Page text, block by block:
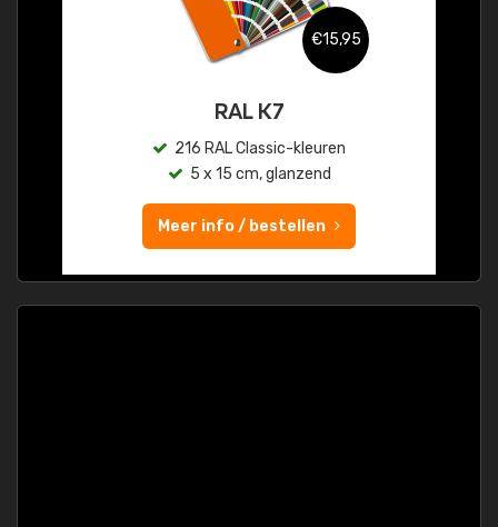
€15,95
RAL K7
216 RAL Classic-kleuren
5 x 15 cm, glanzend
Meer info / bestellen